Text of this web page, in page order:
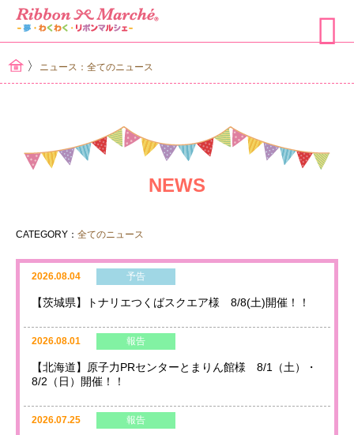
〉 ニュース：全てのニュース
NEWS
CATEGORY： 全てのニュース
2026.08.04 予告
【茨城県】トナリエつくばスクエア様 8/8(土)開催！！
2026.08.01 報告
【北海道】原子力PRセンターとまりん館様 8/1（土）・
8/2（日）開催！！
2026.07.25 報告